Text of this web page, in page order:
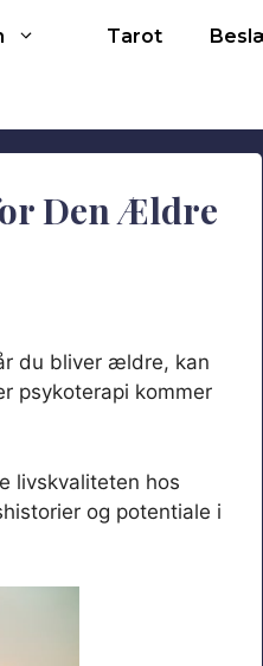
Tarot
Den Ældre
du bliver ældre, kan
psykoterapi kommer
livskvaliteten hos
og potentiale i